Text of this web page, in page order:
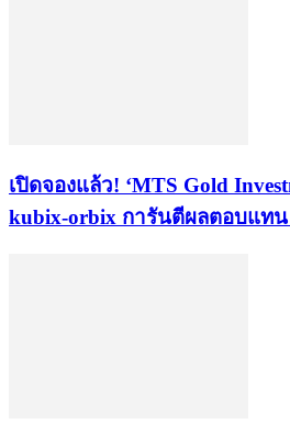
เปิดจองแล้ว! ‘MTS Gold
kubix-orbix การันตีผลตอบแท